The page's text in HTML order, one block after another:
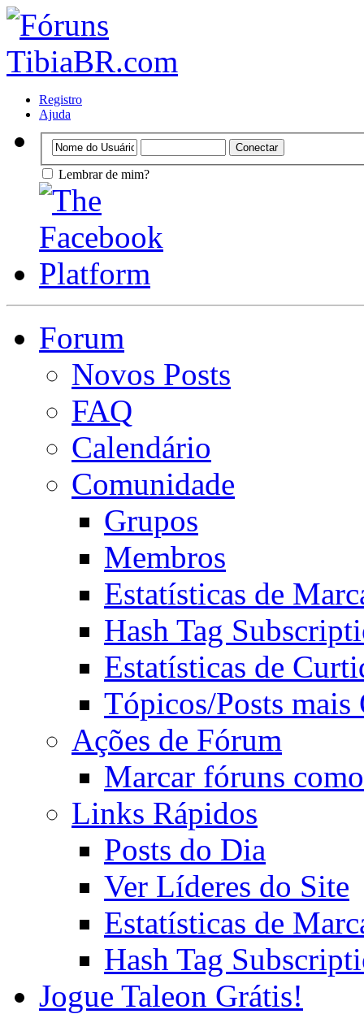
Registro
Ajuda
Lembrar de mim?
Forum
Novos Posts
FAQ
Calendário
Comunidade
Grupos
Membros
Estatísticas de
Hash Tag
Estatísticas de
Tópicos/Posts mais
Ações de Fórum
Marcar fóruns
Links Rápidos
Posts do Dia
Ver Líderes do Site
Estatísticas de
Hash Tag
Jogue Taleon Grátis!